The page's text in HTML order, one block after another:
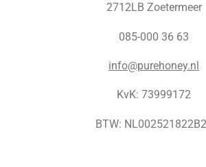
2712LB Zoetermeer
085-000 36 63
info@purehoney.nl
KvK: 73999172
BTW: